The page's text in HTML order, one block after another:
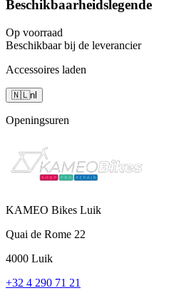
Beschikbaarheidslegende
Op voorraad
Beschikbaar bij de leverancier
Accessoires laden
🇳🇱nl
Openingsuren
KAMEO Bikes Luik
Quai de Rome 22
4000 Luik
+32 4 290 71 21